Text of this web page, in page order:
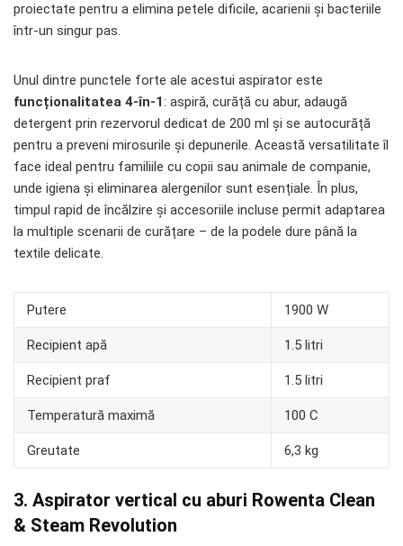
proiectate pentru a elimina petele dificile, acarienii și bacteriile
într-un singur pas.
Unul dintre punctele forte ale acestui aspirator este
funcționalitatea 4-în-1: aspiră, curăță cu abur, adaugă
detergent prin rezervorul dedicat de 200 ml și se autocurăță
pentru a preveni mirosurile și depunerile. Această versatilitate îl
face ideal pentru familiile cu copii sau animale de companie,
unde igiena și eliminarea alergenilor sunt esențiale. În plus,
timpul rapid de încălzire și accesoriile incluse permit adaptarea
la multiple scenarii de curățare – de la podele dure până la
textile delicate.
Putere 1900 W
Recipient apă 1.5 litri
Recipient praf 1.5 litri
Temperatură maximă 100 C
Greutate 6,3 kg
3. Aspirator vertical cu aburi Rowenta Clean
& Steam Revolution